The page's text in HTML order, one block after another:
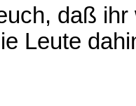
daß
Leute